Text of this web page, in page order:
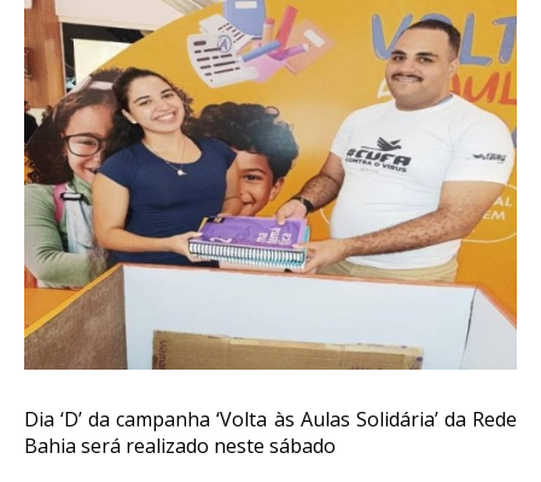
Dia ‘D’ da campanha ‘Volta às Aulas Solidária’ da Rede
Bahia será realizado neste sábado